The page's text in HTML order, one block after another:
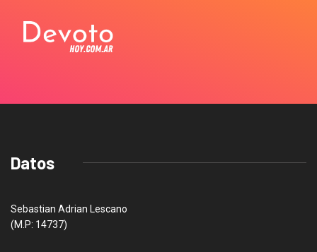
Datos
Sebastian Adrian Lescano
(M.P: 14737)